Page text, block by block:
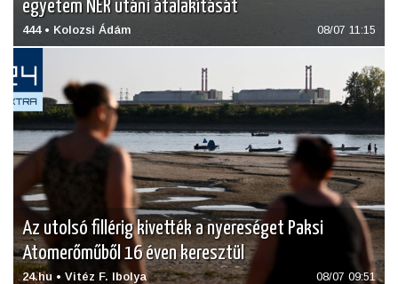
egyetem NER utáni átalakítását
444 • Kolozsi Ádám 08/07 11:15
Az utolsó fillérig kivették a nyereséget Paksi
Atomerőműből 16 éven keresztül
24.hu • Vitéz F. Ibolya 08/07 09:51